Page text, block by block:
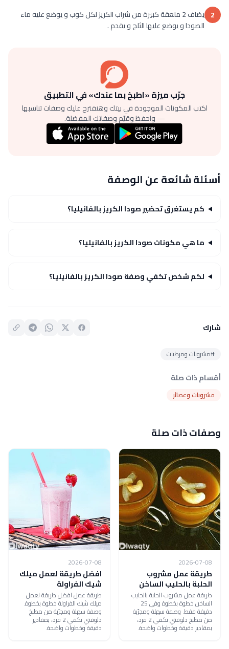
2
يضاف 2 ملعقة كبيرة من شراب الكريز لكل كوب و يوضع عليه ماء
الصودا و يوضع عليها الثلج و يقدم .
جرّب ميزة «اطبخ بما عندك» في التطبيق
اكتب المكونات الموجودة في بيتك وهنقترح عليك وصفات تناسبها
— واحفظ وقيّم وصفاتك المفضلة.
أسئلة شائعة عن الوصفة
كم يستغرق تحضير صودا الكريز بالفانيليا؟
ما هي مكونات صودا الكريز بالفانيليا؟
لكم شخص تكفي وصفة صودا الكريز بالفانيليا؟
شارك
#مشروبات ومرطبات
أقسام ذات صلة
مشروبات وعصائر
وصفات ذات صلة
2026-07-08
طريقة عمل مشروب
الحلبة بالحليب الساخن
طريقة عمل مشروب الحلبة بالحليب
الساخن خطوة بخطوة وفي 25
دقيقة فقط. وصفة سهلة ومجرّبة
من مطبخ دلوقتي تكفي 2 فرد،
بمقادير دقيقة وخطوات واضحة.
2026-07-08
افضل طريقة لعمل ميلك
شيك الفراولة
طريقة عمل افضل طريقة لعمل
ميلك شيك الفراولة خطوة بخطوة.
وصفة سهلة ومجرّبة من مطبخ
دلوقتي تكفي 2 فرد، بمقادير
دقيقة وخطوات واضحة.